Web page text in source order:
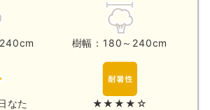
樹幅：180～240cm
なた ★★★★☆